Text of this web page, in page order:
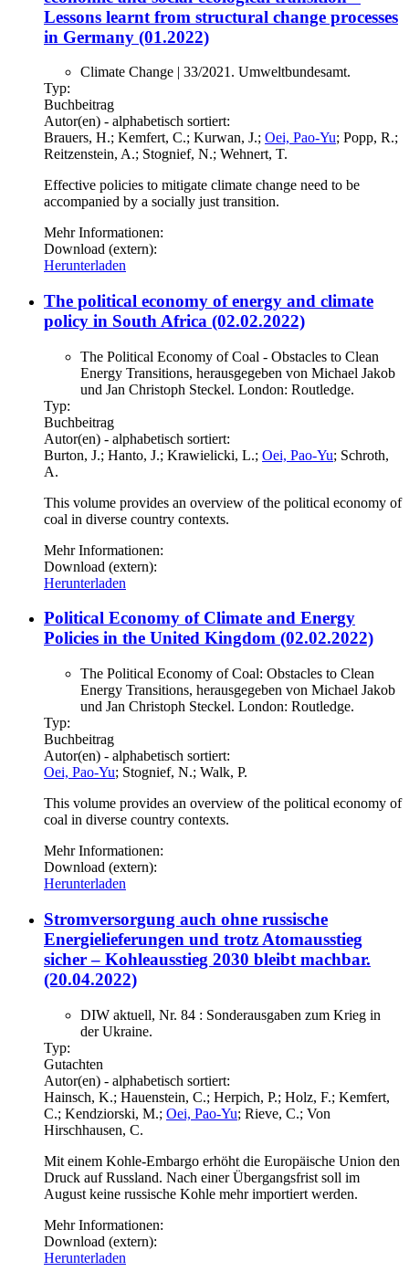
Lessons learnt from structural change processes
in Germany (01.2022)
Climate Change | 33/2021. Umweltbundesamt.
Typ:
Buchbeitrag
Autor(en) - alphabetisch sortiert:
Brauers, H.; Kemfert, C.; Kurwan, J.; Oei, Pao-Yu; Popp, R.;
Reitzenstein, A.; Stognief, N.; Wehnert, T.
Effective policies to mitigate climate change need to be
accompanied by a socially just transition.
Mehr Informationen:
Download (extern):
Herunterladen
The political economy of energy and climate
policy in South Africa (02.02.2022)
The Political Economy of Coal - Obstacles to Clean
Energy Transitions, herausgegeben von Michael Jakob
und Jan Christoph Steckel. London: Routledge.
Typ:
Buchbeitrag
Autor(en) - alphabetisch sortiert:
Burton, J.; Hanto, J.; Krawielicki, L.; Oei, Pao-Yu; Schroth,
A.
This volume provides an overview of the political economy of
coal in diverse country contexts.
Mehr Informationen:
Download (extern):
Herunterladen
Political Economy of Climate and Energy
Policies in the United Kingdom (02.02.2022)
The Political Economy of Coal: Obstacles to Clean
Energy Transitions, herausgegeben von Michael Jakob
und Jan Christoph Steckel. London: Routledge.
Typ:
Buchbeitrag
Autor(en) - alphabetisch sortiert:
Oei, Pao-Yu; Stognief, N.; Walk, P.
This volume provides an overview of the political economy of
coal in diverse country contexts.
Mehr Informationen:
Download (extern):
Herunterladen
Stromversorgung auch ohne russische
Energielieferungen und trotz Atomausstieg
sicher – Kohleausstieg 2030 bleibt machbar.
(20.04.2022)
DIW aktuell, Nr. 84 : Sonderausgaben zum Krieg in
der Ukraine.
Typ:
Gutachten
Autor(en) - alphabetisch sortiert:
Hainsch, K.; Hauenstein, C.; Herpich, P.; Holz, F.; Kemfert,
C.; Kendziorski, M.; Oei, Pao-Yu; Rieve, C.; Von
Hirschhausen, C.
Mit einem Kohle-Embargo erhöht die Europäische Union den
Druck auf Russland. Nach einer Übergangsfrist soll im
August keine russische Kohle mehr importiert werden.
Mehr Informationen:
Download (extern):
Herunterladen